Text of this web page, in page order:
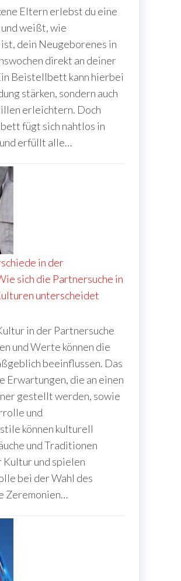
Eltern erlebst du eine
weißt, wie
dein Neugeborenes in
direkt an deiner
Beistellbett kann hierbei
stärken, sondern auch
erleichtern. Doch
fügt sich nahtlos in
erfüllt alle…
in der
sich die Partnersuche in
unterscheidet
in der Partnersuche
und Werte können die
beeinflussen. Das
Erwartungen, die an einen
gestellt werden, sowie
und
können kulturell
und Traditionen
Kultur und spielen
bei der Wahl des
Zeremonien…